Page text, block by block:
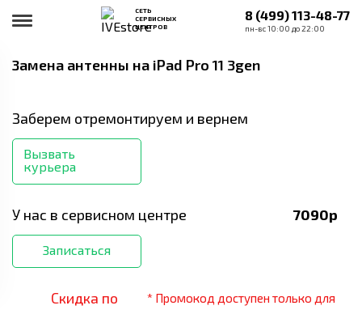
СЕТЬ
СЕРВИСНЫХ
ЦЕНТРОВ
8 (499) 113-48-77
пн-вс 10:00 до 22:00
Замена антенны на iPad Pro 11 3gen
Заберем отремонтируем и вернем
Вызвать
курьера
У нас в сервисном центре 7090р
Записаться
Скидка по
* Промокод доступен только для